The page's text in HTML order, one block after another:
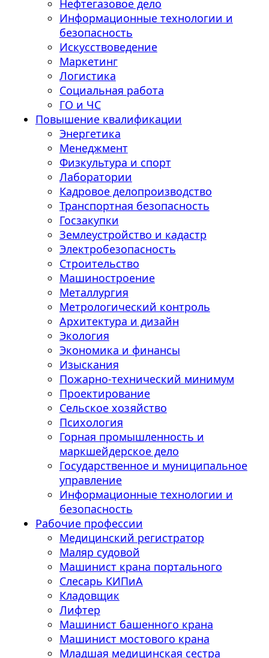
Нефтегазовое дело
Информационные технологии и
безопасность
Искусствоведение
Маркетинг
Логистика
Социальная работа
ГО и ЧС
Повышение квалификации
Энергетика
Менеджмент
Физкультура и спорт
Лаборатории
Кадровое делопроизводство
Транспортная безопасность
Госзакупки
Землеустройство и кадастр
Электробезопасность
Строительство
Машиностроение
Металлургия
Метрологический контроль
Архитектура и дизайн
Экология
Экономика и финансы
Изыскания
Пожарно-технический минимум
Проектирование
Сельское хозяйство
Психология
Горная промышленность и
маркшейдерское дело
Государственное и муниципальное
управление
Информационные технологии и
безопасность
Рабочие профессии
Медицинский регистратор
Маляр судовой
Машинист крана портального
Слесарь КИПиА
Кладовщик
Лифтер
Машинист башенного крана
Машинист мостового крана
Младшая медицинская сестра